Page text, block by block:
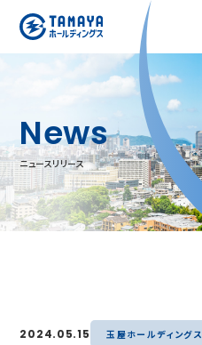
News
ニュースリリース
2024.05.15 玉屋ホールディングス